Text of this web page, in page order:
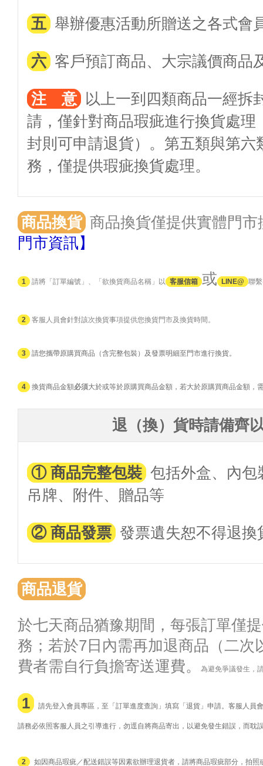
五 舉辦優惠活動所贈送之各式會
六 客戶預訂商品、大宗議價商品
注 意 以上一到四類商品一經拆
請，僅針對商品瑕疵進行換貨處理
封則可申請退貨）。第五類與第六
務，僅提供瑕疵換貨處理。
商品換貨 商品換貨僅提供實體門市
門市資訊】
1 請將「訂單編號」、「欲換貨商品名稱」以 客服信箱 或 LINE@ 聯
2 客服人員會針對該次換貨事項提供您換貨門市及換貨時間。
3 請您攜帶原購買商品（含完整包裝）及發票明細至門市進行換貨。
4 換貨商品金額必須大於或等於原購買商品金額，若大於原購買商品金額，
退（換）貨時請備齊
① 商品完整包裝 包括外盒、內包
吊牌、附件、贈品等
② 商品發票 發票遺失恕不得退換
商品退貨
於七天商品猶豫期間，每張訂單僅
務；若於7日內需再加退商品（二次
費者需自行負擔寄送運費。
為避免爭議發生，
1 請先登入會員專區，至「訂單進度查詢」填寫「退貨」申請。客服人員
請務必依照客服人員之引導進行，勿逕自將商品寄出，以避免發生錯誤，而耽
2 如因商品瑕疵／配送錯誤等因素欲辦理退貨者，請將商品瑕疵部分，拍